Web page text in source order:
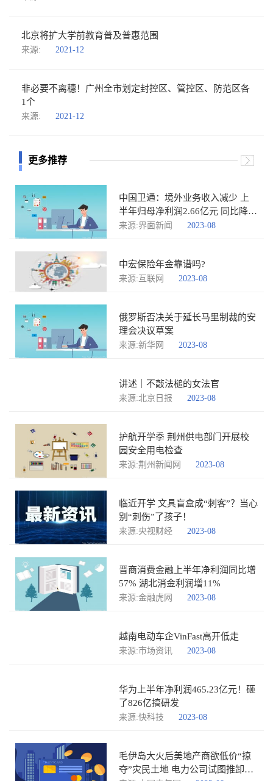
北京将扩大学前教育普及普惠范围
来源: 2021-12
非必要不离穗！广州全市划定封控区、管控区、防范区各
1个
来源: 2021-12
更多推荐
中国卫通：境外业务收入减少 上
半年归母净利润2.66亿元 同比降
6.41%
来源:界面新闻 2023-08
中宏保险年金靠谱吗?
来源:互联网 2023-08
俄罗斯否决关于延长马里制裁的安
理会决议草案
来源:新华网 2023-08
讲述｜不敲法槌的女法官
来源:北京日报 2023-08
护航开学季 荆州供电部门开展校
园安全用电检查
来源:荆州新闻网 2023-08
临近开学 文具盲盒成“刺客”？当心
别“刺伤”了孩子！
来源:央视财经 2023-08
晋商消费金融上半年净利润同比增
57% 湖北消金利润增11%
来源:金融虎网 2023-08
越南电动车企VinFast高开低走
来源:市场资讯 2023-08
华为上半年净利润465.23亿元！砸
了826亿搞研发
来源:快科技 2023-08
毛伊岛大火后美地产商欲低价“掠
夺”灾民土地 电力公司试图推卸责